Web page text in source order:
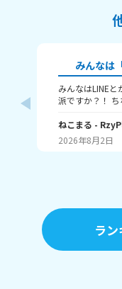
みんなは
みんなはLINE
派ですか？！
す！ （笑笑、
ねこまる -
2026年8月2日
ラ